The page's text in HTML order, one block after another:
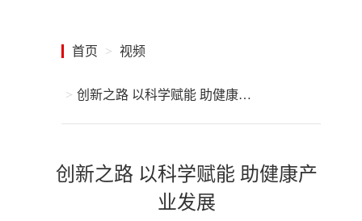
首页 视频
创新之路 以科学赋能 助健康产业发展
创新之路 以科学赋能 助健康产
业发展